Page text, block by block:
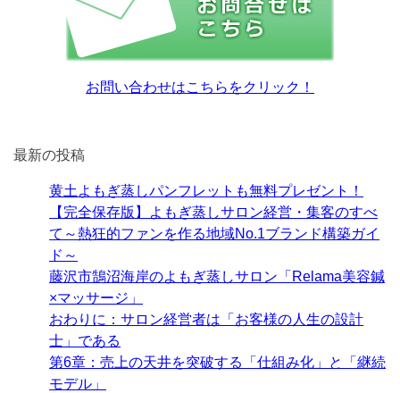
お問い合わせはこちらをクリック！
最新の投稿
黄土よもぎ蒸しパンフレットも無料プレゼント！
【完全保存版】よもぎ蒸しサロン経営・集客のすべ
て～熱狂的ファンを作る地域No.1ブランド構築ガイ
ド～
藤沢市鵠沼海岸のよもぎ蒸しサロン「Relama美容鍼
×マッサージ」
おわりに：サロン経営者は「お客様の人生の設計
士」である
第6章：売上の天井を突破する「仕組み化」と「継続
モデル」